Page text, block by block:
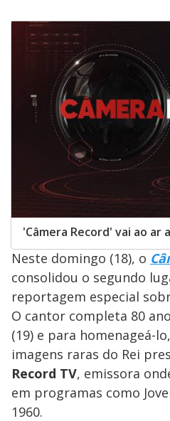
'Câmera Record' vai ao ar
Neste domingo (18), o
consolidou o segundo
reportagem especial
O cantor completa 80
(19) e para homenageá-
imagens raras do Rei
Record TV, emissora
em programas como
1960.